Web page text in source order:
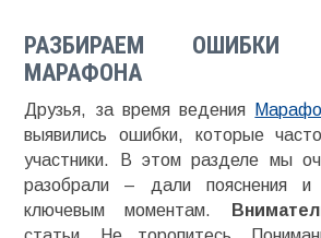
РАЗБИРАЕМ ОШИБКИ
МАРАФОНА
Друзья, за время ведения
выявились ошибки, которые
участники. В этом разделе мы
разобрали – дали пояснения и
ключевым моментам.